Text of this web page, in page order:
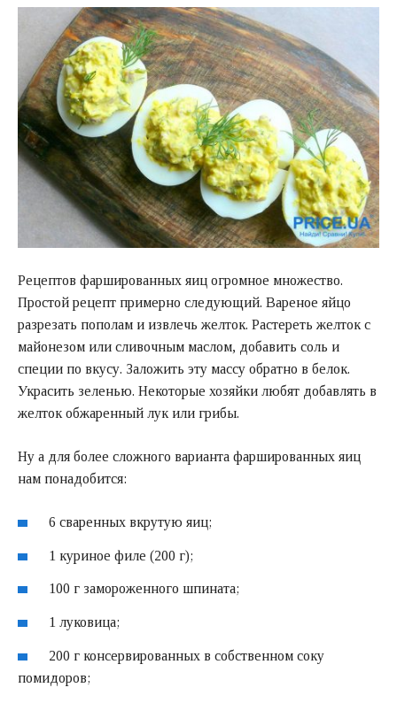
Рецептов фаршированных яиц огромное множество.
Простой рецепт примерно следующий. Вареное яйцо
разрезать пополам и извлечь желток. Растереть желток с
майонезом или сливочным маслом, добавить соль и
специи по вкусу. Заложить эту массу обратно в белок.
Украсить зеленью. Некоторые хозяйки любят добавлять в
желток обжаренный лук или грибы.
Ну а для более сложного варианта фаршированных яиц
нам понадобится:
6 сваренных вкрутую яиц;
1 куриное филе (200 г);
100 г замороженного шпината;
1 луковица;
200 г консервированных в собственном соку
помидоров;